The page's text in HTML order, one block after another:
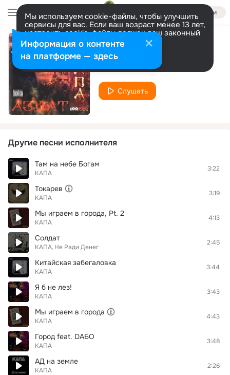
Войти
Мы используем cookie-файлы, чтобы улучшить
сервисы для вас. Если ваш возраст менее 13 лет,
настроить cookie-файлы должен ваш законный
представитель. Больше информации
Разрешить все Настроить
Будущие бляди
КАПА
Слушать
Другие песни исполнителя
Там на небе Богам
КАПА
3:22
Токарев
КАПА
3:19
Мы играем в города, Pt. 2
КАПА
4:13
Солдат
КАПА Не Ради Денег
2:45
Китайская забегаловка
КАПА
3:44
Я б не лез!
КАПА
3:43
Мы играем в города
КАПА
4:43
Город feat. DAБО
КАПА
3:48
АД на земле
КАПА
2:26
Информация о контенте
на платформе — здесь